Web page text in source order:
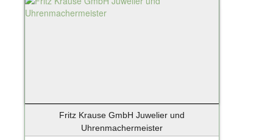
Fritz Krause GmbH Juwelier und
Uhrenmachermeister